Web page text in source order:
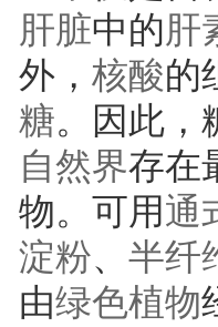
肝脏中的肝
外， 核酸的
糖。因此，
自然界存在
物。可用通
淀粉、 半纤
由绿色植物